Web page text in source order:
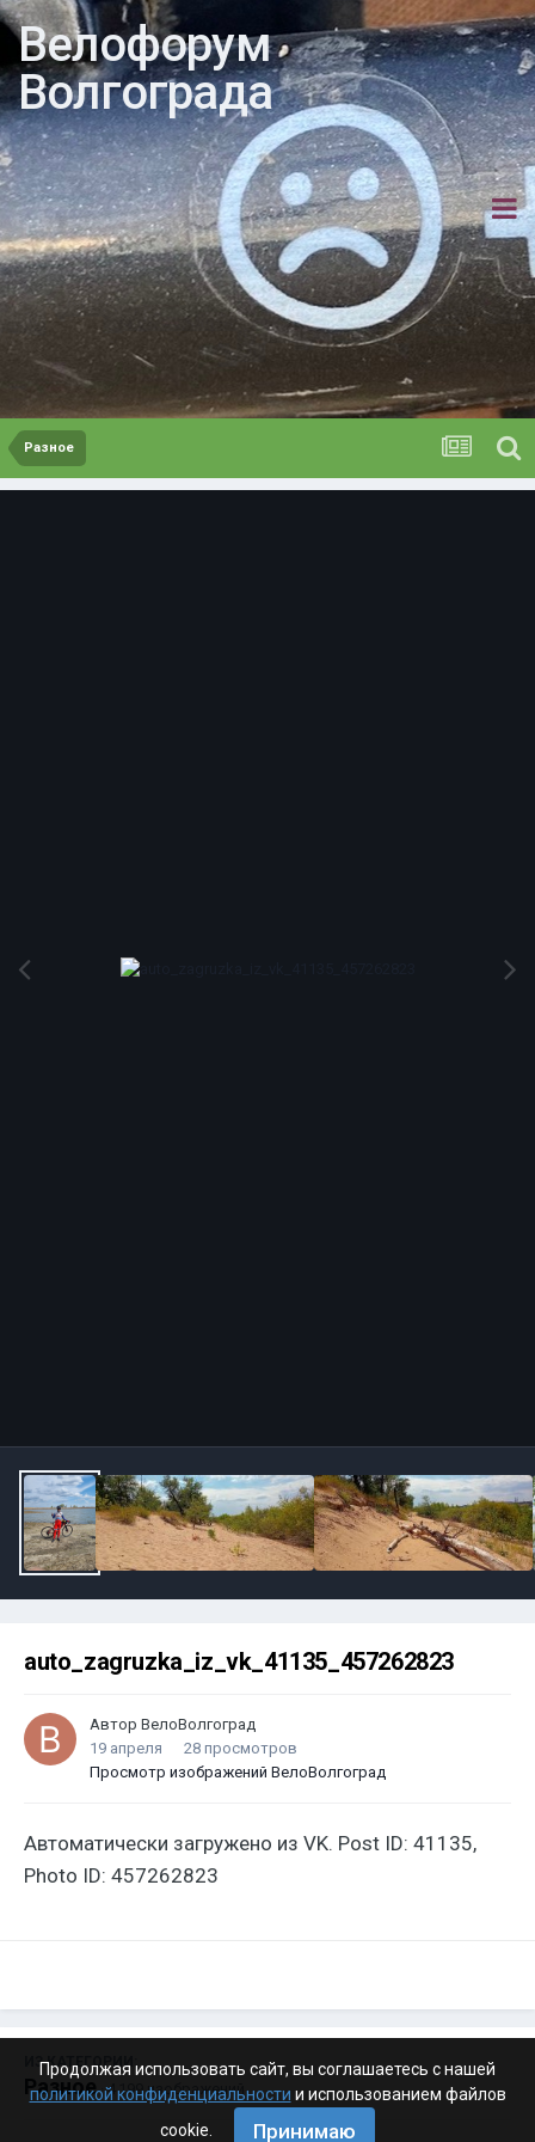
Велофорум
Волгограда
Разное
auto_zagruzka_iz_vk_41135_457262823
Автор ВелоВолгоград
19 апреля
28 просмотров
Просмотр изображений ВелоВолгоград
Автоматически загружено из VK. Post ID: 41135,
Photo ID: 457262823
ИЗ КАТЕГОРИИ:
Разное · 4 199 изображений
Продолжая использовать сайт, вы соглашаетесь с нашей
политикой конфиденциальности и использованием файлов
cookie.
Принимаю